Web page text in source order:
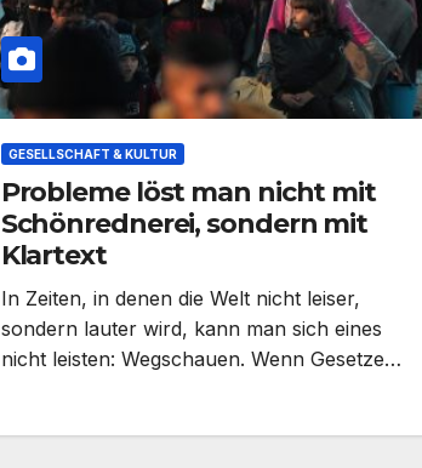
GESELLSCHAFT & KULTUR
Probleme löst man nicht mit
Schönrednerei, sondern mit
Klartext
In Zeiten, in denen die Welt nicht leiser,
sondern lauter wird, kann man sich eines
nicht leisten: Wegschauen. Wenn Gesetze…